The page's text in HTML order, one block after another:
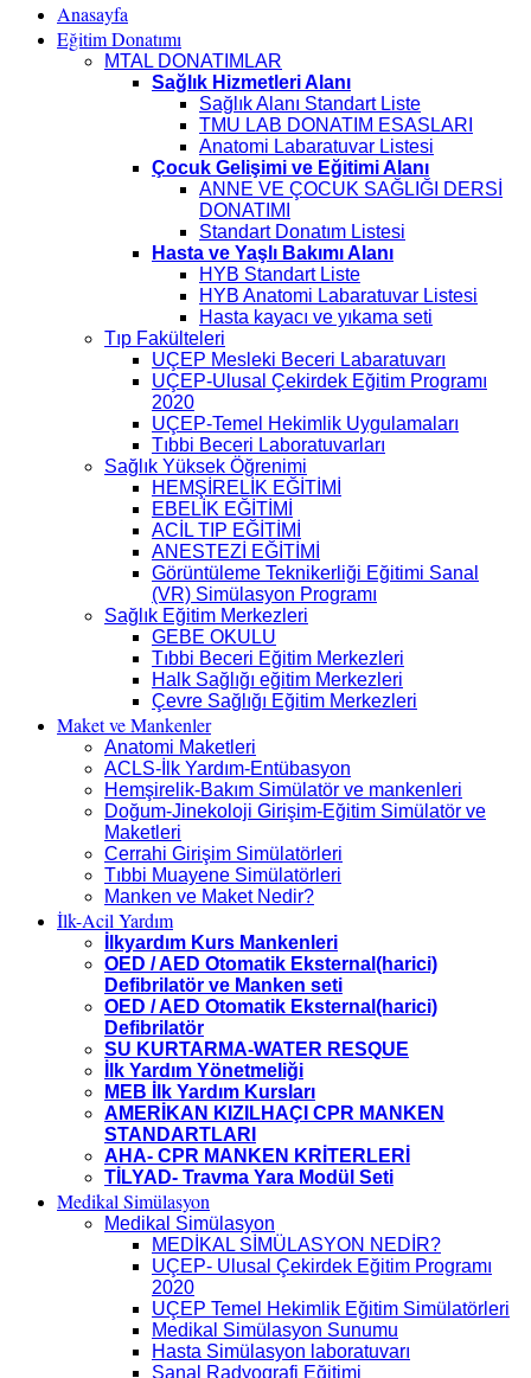
Anasayfa
Eğitim Donatımı
MTAL DONATIMLAR
Sağlık Hizmetleri Alanı
Sağlık Alanı Standart Liste
TMU LAB DONATIM ESASLARI
Anatomi Labaratuvar Listesi
Çocuk Gelişimi ve Eğitimi Alanı
ANNE VE ÇOCUK SAĞLIĞI DERSİ
DONATIMI
Standart Donatım Listesi
Hasta ve Yaşlı Bakımı Alanı
HYB Standart Liste
HYB Anatomi Labaratuvar Listesi
Hasta kayacı ve yıkama seti
Tıp Fakülteleri
UÇEP Mesleki Beceri Labaratuvarı
UÇEP-Ulusal Çekirdek Eğitim Programı
2020
UÇEP-Temel Hekimlik Uygulamaları
Tıbbi Beceri Laboratuvarları
Sağlık Yüksek Öğrenimi
HEMŞİRELİK EĞİTİMİ
EBELİK EĞİTİMİ
ACİL TIP EĞİTİMİ
ANESTEZİ EĞİTİMİ
Görüntüleme Teknikerliği Eğitimi Sanal
(VR) Simülasyon Programı
Sağlık Eğitim Merkezleri
GEBE OKULU
Tıbbi Beceri Eğitim Merkezleri
Halk Sağlığı eğitim Merkezleri
Çevre Sağlığı Eğitim Merkezleri
Maket ve Mankenler
Anatomi Maketleri
ACLS-İlk Yardım-Entübasyon
Hemşirelik-Bakım Simülatör ve mankenleri
Doğum-Jinekoloji Girişim-Eğitim Simülatör ve
Maketleri
Cerrahi Girişim Simülatörleri
Tıbbi Muayene Simülatörleri
Manken ve Maket Nedir?
İlk-Acil Yardım
İlkyardım Kurs Mankenleri
OED / AED Otomatik Eksternal(harici)
Defibrilatör ve Manken seti
OED / AED Otomatik Eksternal(harici)
Defibrilatör
SU KURTARMA-WATER RESQUE
İlk Yardım Yönetmeliği
MEB İlk Yardım Kursları
AMERİKAN KIZILHAÇI CPR MANKEN
STANDARTLARI
AHA- CPR MANKEN KRİTERLERİ
TİLYAD- Travma Yara Modül Seti
Medikal Simülasyon
Medikal Simülasyon
MEDİKAL SİMÜLASYON NEDİR?
UÇEP- Ulusal Çekirdek Eğitim Programı
2020
UÇEP Temel Hekimlik Eğitim Simülatörleri
Medikal Simülasyon Sunumu
Hasta Simülasyon laboratuvarı
Sanal Radyografi Eğitimi